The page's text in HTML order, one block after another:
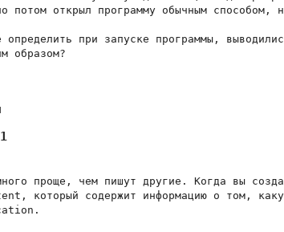
потом открыл программу обычным способом,
определить при запуске программы,
образом?
проще, чем пишут другие. Когда вы
который содержит информацию о том,